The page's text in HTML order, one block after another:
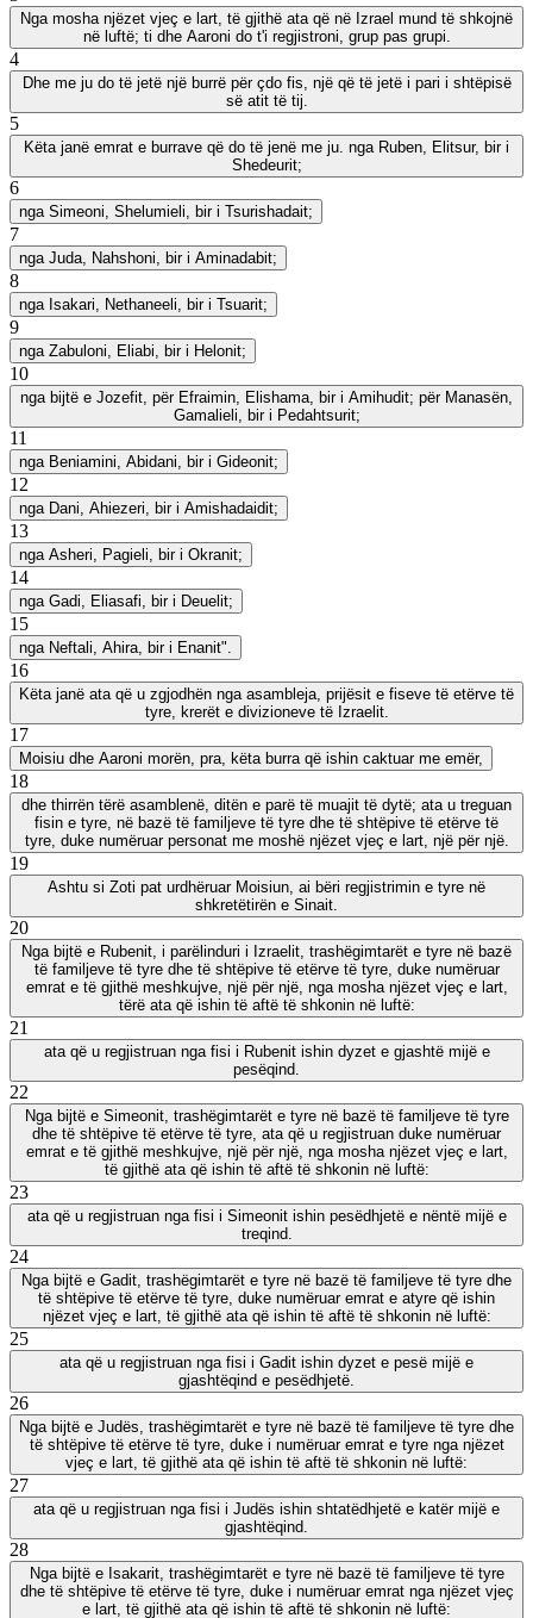
Nga mosha njëzet vjeç e lart, të gjithë ata që në Izrael mund të shkojnë
në luftë; ti dhe Aaroni do t'i regjistroni, grup pas grupi.
4
Dhe me ju do të jetë një burrë për çdo fis, një që të jetë i pari i shtëpisë
së atit të tij.
5
Këta janë emrat e burrave që do të jenë me ju. nga Ruben, Elitsur, bir i
Shedeurit;
6
nga Simeoni, Shelumieli, bir i Tsurishadait;
7
nga Juda, Nahshoni, bir i Aminadabit;
8
nga Isakari, Nethaneeli, bir i Tsuarit;
9
nga Zabuloni, Eliabi, bir i Helonit;
10
nga bijtë e Jozefit, për Efraimin, Elishama, bir i Amihudit; për Manasën,
Gamalieli, bir i Pedahtsurit;
11
nga Beniamini, Abidani, bir i Gideonit;
12
nga Dani, Ahiezeri, bir i Amishadaidit;
13
nga Asheri, Pagieli, bir i Okranit;
14
nga Gadi, Eliasafi, bir i Deuelit;
15
nga Neftali, Ahira, bir i Enanit".
16
Këta janë ata që u zgjodhën nga asambleja, prijësit e fiseve të etërve të
tyre, krerët e divizioneve të Izraelit.
17
Moisiu dhe Aaroni morën, pra, këta burra që ishin caktuar me emër,
18
dhe thirrën tërë asamblenë, ditën e parë të muajit të dytë; ata u treguan
fisin e tyre, në bazë të familjeve të tyre dhe të shtëpive të etërve të
tyre, duke numëruar personat me moshë njëzet vjeç e lart, një për një.
19
Ashtu si Zoti pat urdhëruar Moisiun, ai bëri regjistrimin e tyre në
shkretëtirën e Sinait.
20
Nga bijtë e Rubenit, i parëlinduri i Izraelit, trashëgimtarët e tyre në bazë
të familjeve të tyre dhe të shtëpive të etërve të tyre, duke numëruar
emrat e të gjithë meshkujve, një për një, nga mosha njëzet vjeç e lart,
tërë ata që ishin të aftë të shkonin në luftë:
21
ata që u regjistruan nga fisi i Rubenit ishin dyzet e gjashtë mijë e
pesëqind.
22
Nga bijtë e Simeonit, trashëgimtarët e tyre në bazë të familjeve të tyre
dhe të shtëpive të etërve të tyre, ata që u regjistruan duke numëruar
emrat e të gjithë meshkujve, një për një, nga mosha njëzet vjeç e lart,
të gjithë ata që ishin të aftë të shkonin në luftë:
23
ata që u regjistruan nga fisi i Simeonit ishin pesëdhjetë e nëntë mijë e
treqind.
24
Nga bijtë e Gadit, trashëgimtarët e tyre në bazë të familjeve të tyre dhe
të shtëpive të etërve të tyre, duke numëruar emrat e atyre që ishin
njëzet vjeç e lart, të gjithë ata që ishin të aftë të shkonin në luftë:
25
ata që u regjistruan nga fisi i Gadit ishin dyzet e pesë mijë e
gjashtëqind e pesëdhjetë.
26
Nga bijtë e Judës, trashëgimtarët e tyre në bazë të familjeve të tyre dhe
të shtëpive të etërve të tyre, duke i numëruar emrat e tyre nga njëzet
vjeç e lart, të gjithë ata që ishin të aftë të shkonin në luftë:
27
ata që u regjistruan nga fisi i Judës ishin shtatëdhjetë e katër mijë e
gjashtëqind.
28
Nga bijtë e Isakarit, trashëgimtarët e tyre në bazë të familjeve të tyre
dhe të shtëpive të etërve të tyre, duke i numëruar emrat nga njëzet vjeç
e lart, të gjithë ata që ishin të aftë të shkonin në luftë: